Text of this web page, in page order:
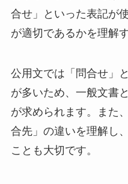
合せ」といった表記が
が適切であるかを理解
公用文では「問合せ」
が多いため、一般文書
が求められます。また
合先」の違いを理解し
ことも大切です。